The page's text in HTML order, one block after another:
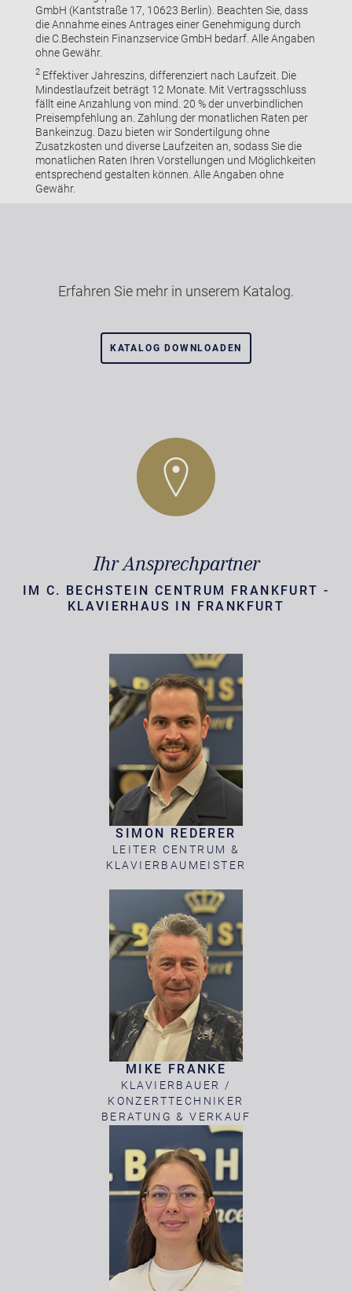
GmbH (Kantstraße 17, 10623 Berlin). Beachten Sie, dass
die Annahme eines Antrages einer Genehmigung durch
die C.Bechstein Finanzservice GmbH bedarf. Alle Angaben
ohne Gewähr.
2Effektiver Jahreszins, differenziert nach Laufzeit. Die
Mindestlaufzeit beträgt 12 Monate. Mit Vertragsschluss
fällt eine Anzahlung von mind. 20 % der unverbindlichen
Preisempfehlung an. Zahlung der monatlichen Raten per
Bankeinzug. Dazu bieten wir Sondertilgung ohne
Zusatzkosten und diverse Laufzeiten an, sodass Sie die
monatlichen Raten Ihren Vorstellungen und Möglichkeiten
entsprechend gestalten können. Alle Angaben ohne
Gewähr.
Erfahren Sie mehr in unserem Katalog.
KATALOG DOWNLOADEN
Ihr Ansprechpartner
IM C. BECHSTEIN CENTRUM FRANKFURT -
KLAVIERHAUS IN FRANKFURT
SIMON REDERER
LEITER CENTRUM &
KLAVIERBAUMEISTER
MIKE FRANKE
KLAVIERBAUER /
KONZERTTECHNIKER
BERATUNG & VERKAUF